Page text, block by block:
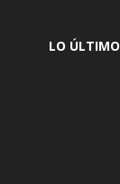
LO ÚLTIMO